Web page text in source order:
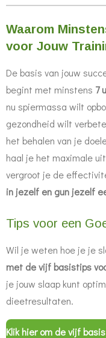
Waarom
voor Jouw
De basis van jouw
begint met minstens 7
nu spiermassa wilt
gezondheid wilt
het behalen van je
haal je het maximale
vergroot je de
in jezelf en gun jezelf
Tips voor een
Wil je weten hoe je je
met de vijf basistips
je jouw slaap kunt
dieetresultaten.
Klik hier om de vijf